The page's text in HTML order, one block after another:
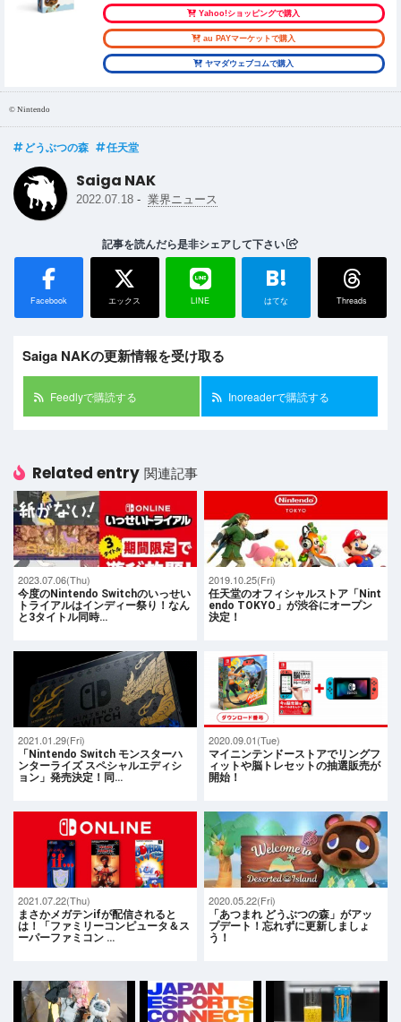
Yahoo!ショッピングで購入
au PAYマーケットで購入
ヤマダウェブコムで購入
© Nintendo
どうぶつの森 任天堂
Saiga NAK
2022.07.18 - 業界ニュース
記事を読んだら是非シェアして下さい
Facebook エックス LINE
B!
はてな Threads
Saiga NAKの更新情報を受け取る
Feedlyで購読する Inoreaderで購読する
Related entry 関連記事
2023.07.06(Thu)
今度のNintendo Switchのいっせい
トライアルはインディー祭り！なん
と3タイトル同時…
2019.10.25(Fri)
任天堂のオフィシャルストア「Nint
endo TOKYO」が渋谷にオープン
決定！
2021.01.29(Fri)
「Nintendo Switch モンスターハ
ンターライズ スペシャルエディシ
ョン」発売決定！同…
2020.09.01(Tue)
マイニンテンドーストアでリングフ
ィットや脳トレセットの抽選販売が
開始！
2021.07.22(Thu)
まさかメガテンifが配信されると
は！「ファミリーコンピュータ＆ス
ーパーファミコン …
2020.05.22(Fri)
「あつまれ どうぶつの森」がアッ
プデート！忘れずに更新しましょ
う！